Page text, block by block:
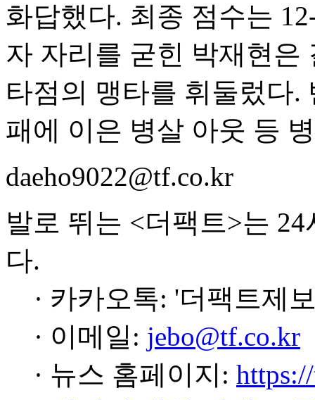
화답했다. 최종 점수는
자 자리를 굳힌 박재현은
타점의 맹타를 휘둘렀다.
패에 이은 병살 아웃 등
daeho9022@tf.co.kr
발로 뛰는 <더팩트>는
다.
· 카카오톡: '더팩트제
· 이메일: jebo@tf.co.kr
· 뉴스 홈페이지: